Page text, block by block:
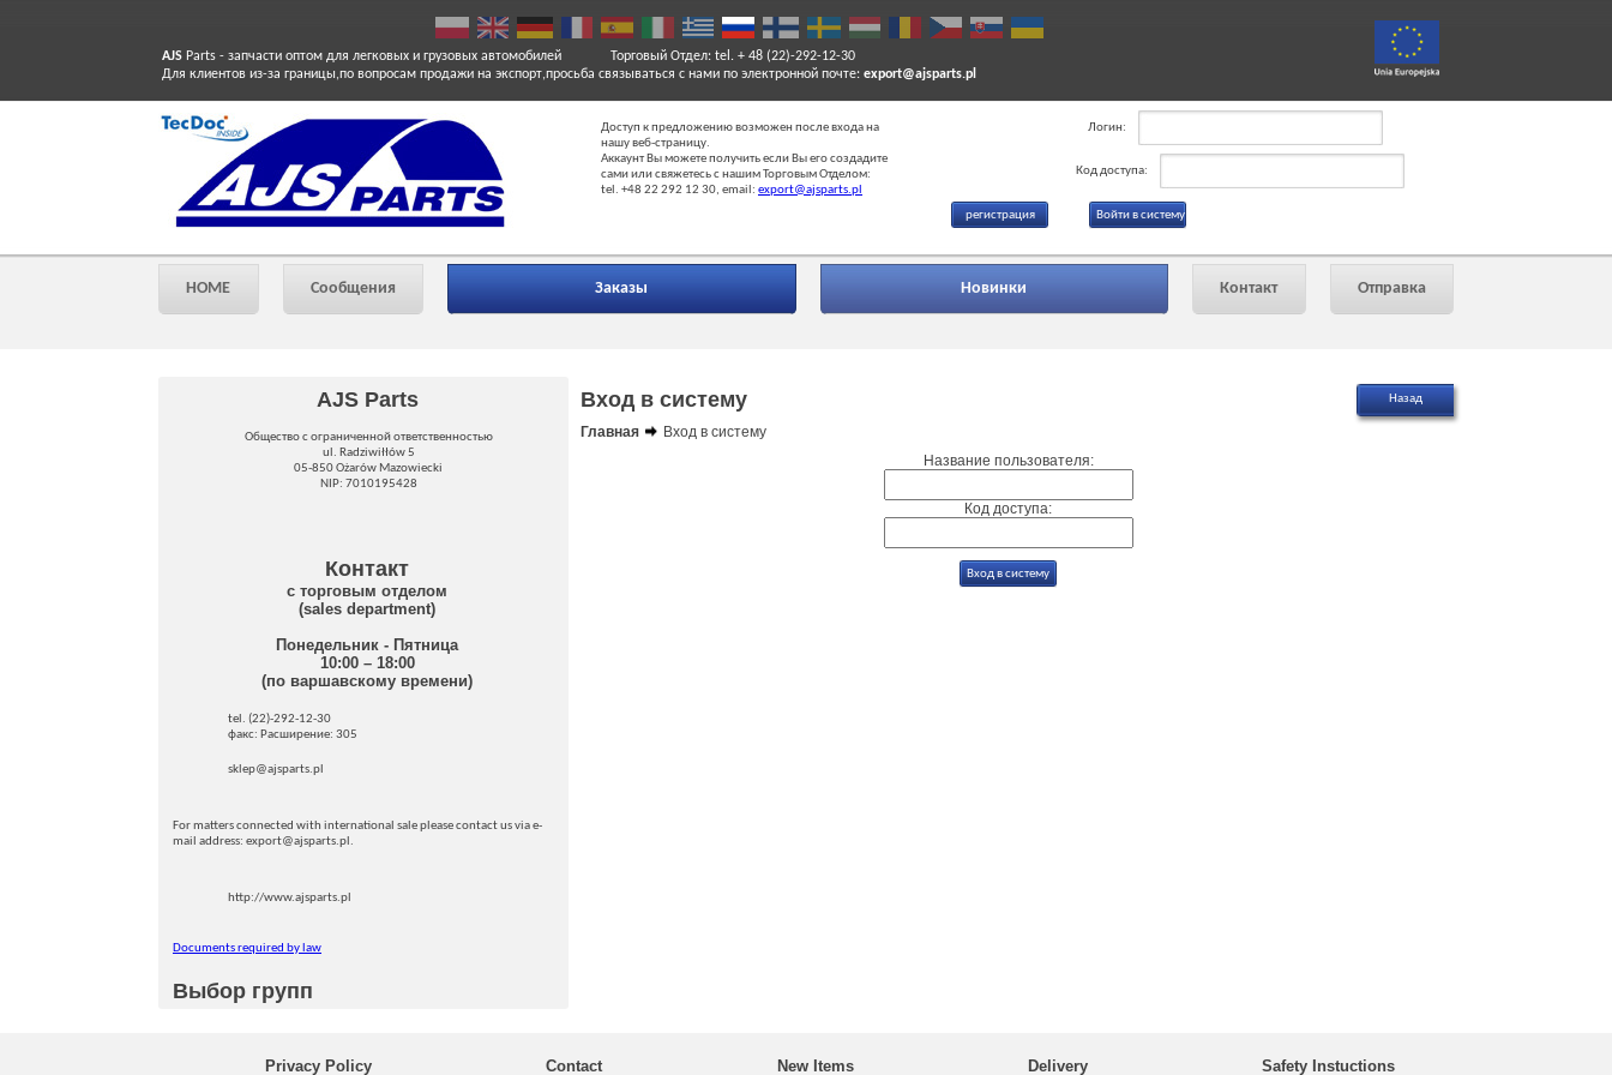
AJS Parts - запчасти оптом для легковых и грузовых автомобилей
Для клиентов из-за границы,по вопросам продажи на экспорт,просьба связываться с нами по электронной почте: export@ajsparts.pl
Торговый Отдел: tel. + 48 (22)-292-12-30
Доступ к предложению возможен после входа на
нашу веб-страницу.
Аккаунт Вы можете получить если Вы его создадите
сами или свяжетесь с нашим Торговым Отделом:
tel. +48 22 292 12 30, email: export@ajsparts.pl
Логин:
Код доступа:
регистрация
HOME Сообщения Заказы Новинки Контакт Отправка
AJS Parts
Общество с ограниченной ответственностью
ul. Radziwiłłów 5
05-850 Ożarów Mazowiecki
NIP: 7010195428
Контакт
с торговым отделом
(sales department)
Понедельник - Пятница
10:00 – 18:00
(по варшавскому времени)
tel. (22)-292-12-30
факс: Pасширение: 305
sklep@ajsparts.pl
For matters connected with international sale please contact us via e-
mail address: export@ajsparts.pl.
http://www.ajsparts.pl
Documents required by law
Выбор групп
Вход в систему
Главная
Вход в систему
Название пользователя:
Код доступа:
Privacy Policy Contact New Items Delivery Safety Instuctions